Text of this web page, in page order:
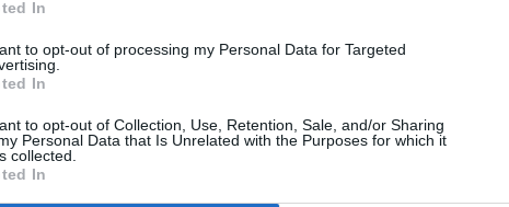
In
to opt-out of processing my Personal Data for Targeted
In
to opt-out of Collection, Use, Retention, Sale, and/or Sharing
Personal Data that Is Unrelated with the Purposes for which it
collected.
In
"Sería muy poco inteligente"
de Ayuso compró el ático de Chamberí por 6,3 millones de euros